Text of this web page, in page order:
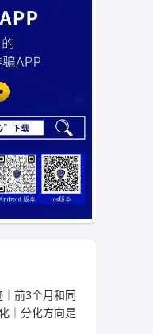
前3个月和同
｜分化方向是